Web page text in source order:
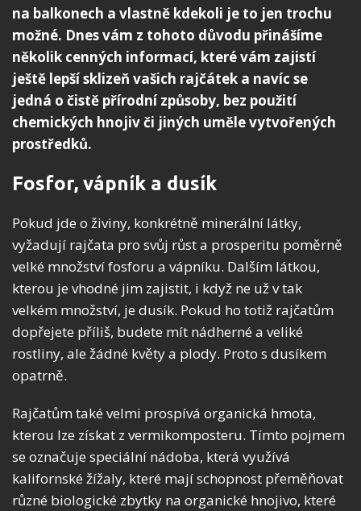
na balkonech a vlastně kdekoli je to jen trochu
možné. Dnes vám z tohoto důvodu přinášíme
několik cenných informací, které vám zajistí
ještě lepší sklizeň vašich rajčátek a navíc se
jedná o čistě přírodní způsoby, bez použití
chemických hnojiv či jiných uměle vytvořených
prostředků.
Fosfor, vápník a dusík
Pokud jde o živiny, konkrétně minerální látky,
vyžadují rajčata pro svůj růst a prosperitu poměrně
velké množství fosforu a vápníku. Dalším látkou,
kterou je vhodné jim zajistit, i když ne už v tak
velkém množství, je dusík. Pokud ho totiž rajčatům
dopřejete příliš, budete mít nádherné a veliké
rostliny, ale žádné květy a plody. Proto s dusíkem
opatrně.
Rajčatům také velmi prospívá organická hmota,
kterou lze získat z vermikomposteru. Tímto pojmem
se označuje speciální nádoba, která využívá
kalifornské žížaly, které mají schopnost přeměňovat
různé biologické zbytky na organické hnojivo, které